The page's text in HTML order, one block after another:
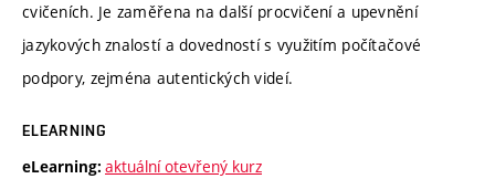
cvičeních. Je zaměřena na další procvičení a upevnění
jazykových znalostí a dovedností s využitím počítačové
podpory, zejména autentických videí.
ELEARNING
eLearning: aktuální otevřený kurz